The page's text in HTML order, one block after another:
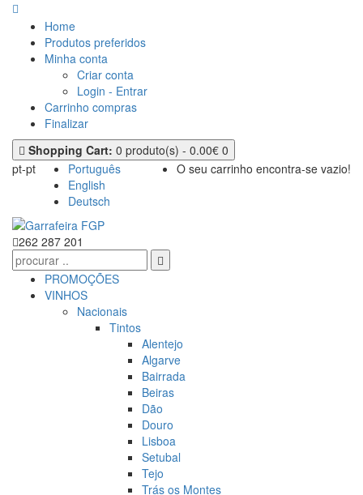
Home
Produtos preferidos
Minha conta
Criar conta
Login - Entrar
Carrinho compras
Finalizar
Shopping Cart: 0 produto(s) - 0.00€ 0
O seu carrinho encontra-se vazio!
pt-pt
Português
English
Deutsch
262 287 201
PROMOÇÕES
VINHOS
Nacionais
Tintos
Alentejo
Algarve
Bairrada
Beiras
Dão
Douro
Lisboa
Setubal
Tejo
Trás os Montes